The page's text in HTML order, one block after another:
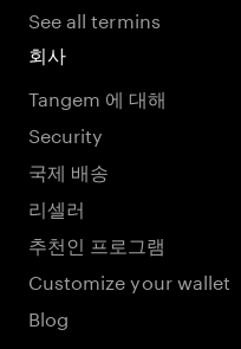
See all termins
회사
Tangem 에 대해
Security
국제 배송
리셀러
추천인 프로그램
Customize your wallet
Blog